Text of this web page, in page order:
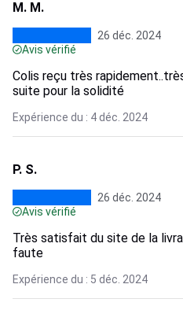
M. M.
26 déc. 2024
Avis vérifié
Colis reçu très
suite pour la solidité
Expérience du : 4 déc. 2024
P. S.
26 déc. 2024
Avis vérifié
Très satisfait du site de la
faute
Expérience du : 5 déc. 2024